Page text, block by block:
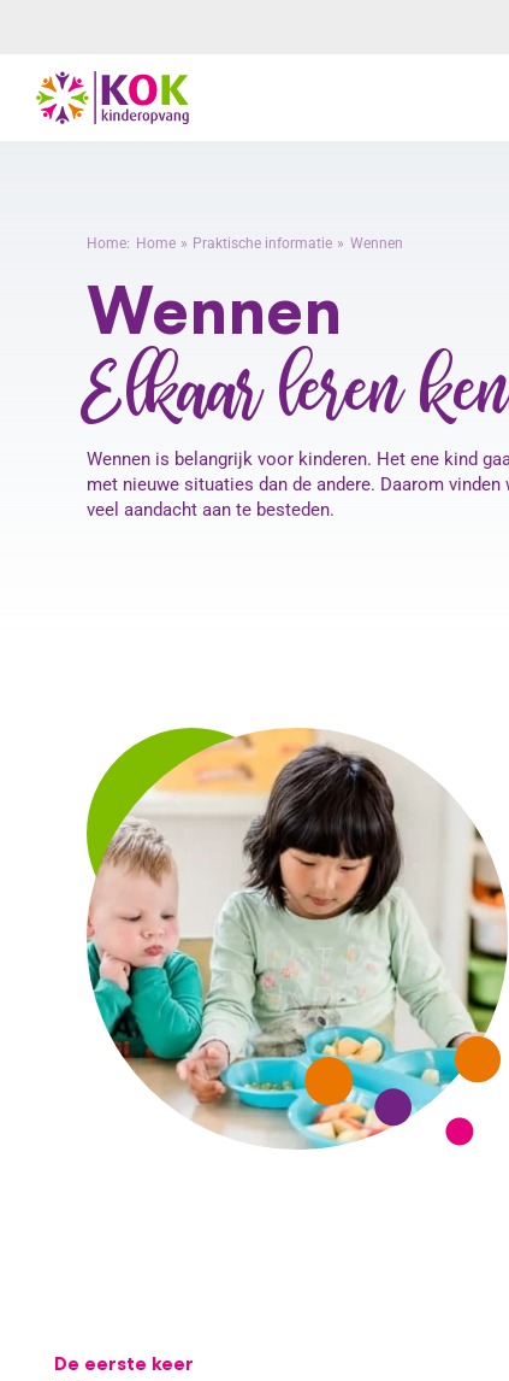
Home: Home Praktische informatie Wennen
Wennen
Elkaar leren
Wennen is belangrijk voor kinderen. Het ene kind
met nieuwe situaties dan de andere. Daarom
veel aandacht aan te besteden.
De eerste keer